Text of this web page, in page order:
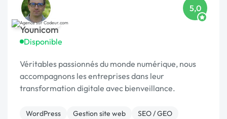
Younicom
Disponible
5,0
Véritables passionnés du monde numérique, nous
accompagnons les entreprises dans leur
transformation digitale avec bienveillance.
WordPress Gestion site web
SEO / GEO